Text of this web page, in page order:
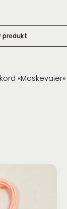
«Maskevaier»